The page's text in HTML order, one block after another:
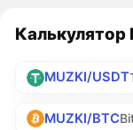
Калькулятор
MUZKI/USDT
MUZKI/BTC